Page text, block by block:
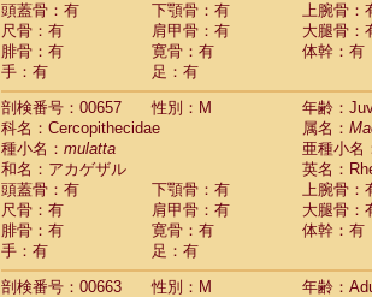
頭蓋骨：有
下顎骨：有
上腕骨：
尺骨：有
肩甲骨：有
大腿骨：
腓骨：有
寛骨：有
体幹：有
手：有
足：有
剖検番号：00657
性別：M
年齢：
科名：Cercopithecidae
属名：
種小名： mulatta
亜種小名
和名：アカゲザル
英名：
頭蓋骨：有
下顎骨：有
上腕骨：
尺骨：有
肩甲骨：有
大腿骨：
腓骨：有
寛骨：有
体幹：有
手：有
足：有
剖検番号：00663
性別：M
年齢：